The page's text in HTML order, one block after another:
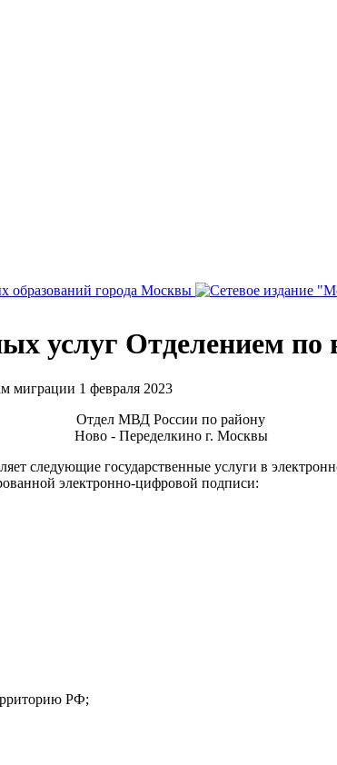
услуг Отделением
1 февраля 2023
Отдел МВД России по району
Ново - Переделкино г. Москвы
следующие государственные услуги в
электронно-цифровой подписи:
РФ;